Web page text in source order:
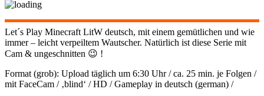
Let´s Play Minecraft LitW deutsch, mit einem gemütlichen und wie
immer – leicht verpeiltem Wautscher. Natürlich ist diese Serie mit
Cam & ungeschnitten 😉 !
Format (grob): Upload täglich um 6:30 Uhr / ca. 25 min. je Folgen /
mit FaceCam / ‚blind‘ / HD / Gameplay in deutsch (german) /